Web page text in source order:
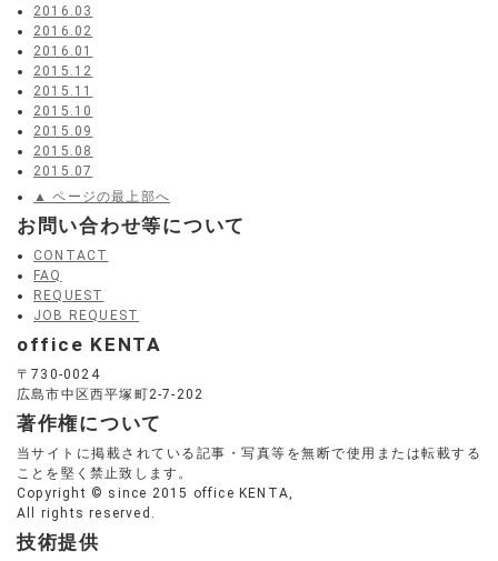
2016.03
2016.02
2016.01
2015.12
2015.11
2015.10
2015.09
2015.08
2015.07
▲ ページの最上部へ
お問い合わせ等について
CONTACT
FAQ
REQUEST
JOB REQUEST
office KENTA
〒730-0024
広島市中区西平塚町2-7-202
著作権について
当サイトに掲載されている記事・写真等を無断で使用または転載する
ことを堅く禁止致します。
Copyright © since 2015 office KENTA,
All rights reserved.
技術提供